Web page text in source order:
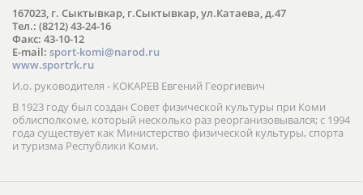
167023, г. Сыктывкар, г.Сыктывкар, ул.Катаева, д.47
Тел.: (8212) 43-24-16
Факс: 43-10-12
E-mail: sport-komi@narod.ru
www.sportrk.ru
И.о. руководителя - КОКАРЕВ Евгений Георгиевич
В 1923 году был создан Совет физической культуры при Коми
облисполкоме, который несколько раз реорганизовывался; с 1994
года существует как Министерство физической культуры, спорта
и туризма Республики Коми.